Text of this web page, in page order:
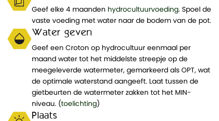
Geef elke 4 maanden hydrocultuurvoeding. Spoel de
vaste voeding met water naar de bodem van de pot.
Water geven
Geef een Croton op hydrocultuur eenmaal per
maand water tot het middelste streepje op de
meegeleverde watermeter, gemarkeerd als OPT, wat
de optimale waterstand aangeeft. Laat tussen de
gietbeurten de watermeter zakken tot het MIN-
niveau. (toelichting)
Plaats